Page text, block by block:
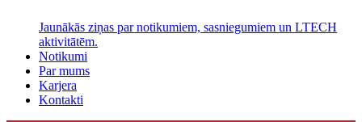
Jaunākās ziņas par notikumiem, sasniegumiem un LTECH
aktivitātēm.
Notikumi
Par mums
Karjera
Kontakti